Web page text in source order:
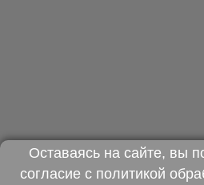
Оставаясь на сайте, вы
согласие с политикой